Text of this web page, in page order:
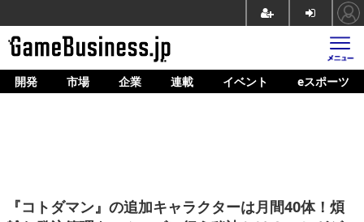
ホーム
企業動向
開発 市場 企業 連載 イベント eスポーツ
『コトダマン』の追加キャラクターは月間40体！煩